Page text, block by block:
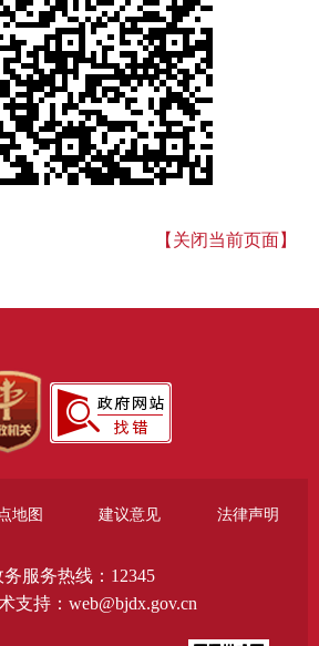
【关闭当前页面】
地图 建议意见 法律声明
务服务热线：12345
支持：web@bjdx.gov.cn